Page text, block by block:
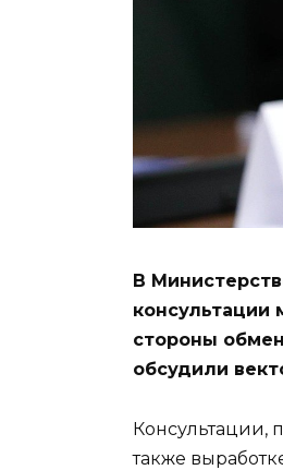
В
консультации
стороны
обсудили
Консультации,
также